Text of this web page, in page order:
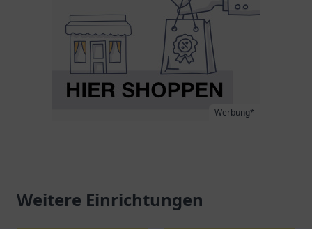
Werbung*
Weitere Einrichtungen